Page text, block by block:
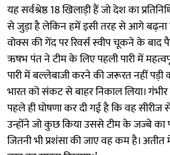
यह सर्वश्रेष्ठ 18 खिलाड़ी हैं जो देश का
से जुड़ा है लेकिन हमें इसी तरह से आगे बढ़ना
वोक्स की गेंद पर रिवर्स स्वीप चूकने के बाद
ऋषभ पंत ने टीम के लिए पहली पारी में
पारी में बल्लेबाजी करने की जरूरत नहीं
भारत को संकट से बाहर निकाल लिया।
पहले ही घोषणा कर दी गई है कि वह सीरीज
उन्होंने जो कुछ किया उससे टीम के जज्बे का
जितनी भी प्रशंसा की जाए वह कम है।